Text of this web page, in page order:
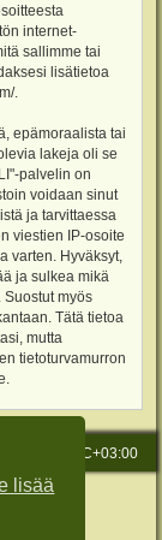
lisää
internet-
sallimme tai
lisätietoa
.
epämoraalista tai
lakeja oli se
palvelin on
voidaan sinut
ja tarvittaessa
viestien IP-osoite
varten. Hyväksyt,
ja sulkea mikä
myös
Tätä tietoa
mutta
tietoturvamurron
ovat UTC+03:00
Limited